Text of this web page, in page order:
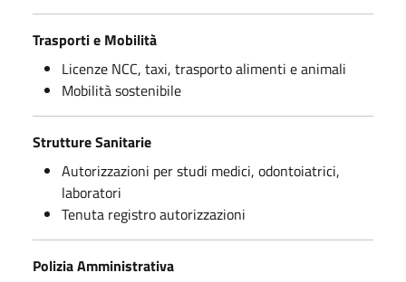
Trasporti e Mobilità
Licenze NCC, taxi, trasporto alimenti e animali
Mobilità sostenibile
Strutture Sanitarie
Autorizzazioni per studi medici, odontoiatrici,
laboratori
Tenuta registro autorizzazioni
Polizia Amministrativa